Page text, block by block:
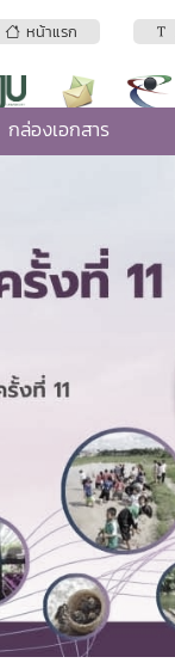
หน้าแรก
กล่องเอกสาร